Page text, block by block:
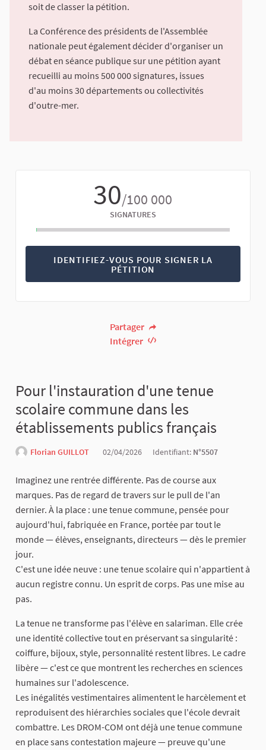
soit de classer la pétition.
La Conférence des présidents de l'Assemblée
nationale peut également décider d'organiser un
débat en séance publique sur une pétition ayant
recueilli au moins 500 000 signatures, issues
d'au moins 30 départements ou collectivités
d'outre-mer.
30/100 000
SIGNATURES
IDENTIFIEZ-VOUS POUR SIGNER LA
PÉTITION
Partager
Intégrer
Pour l'instauration d'une tenue
scolaire commune dans les
établissements publics français
Florian GUILLOT 02/04/2026 Identifiant: N°5507
Imaginez une rentrée différente. Pas de course aux
marques. Pas de regard de travers sur le pull de l'an
dernier. À la place : une tenue commune, pensée pour
aujourd'hui, fabriquée en France, portée par tout le
monde — élèves, enseignants, directeurs — dès le premier
jour.
C'est une idée neuve : une tenue scolaire qui n'appartient à
aucun registre connu. Un esprit de corps. Pas une mise au
pas.
La tenue ne transforme pas l'élève en salariman. Elle crée
une identité collective tout en préservant sa singularité :
coiffure, bijoux, style, personnalité restent libres. Le cadre
libère — c'est ce que montrent les recherches en sciences
humaines sur l'adolescence.
Les inégalités vestimentaires alimentent le harcèlement et
reproduisent des hiérarchies sociales que l'école devrait
combattre. Les DROM-COM ont déjà une tenue commune
en place sans contestation majeure — preuve qu'une